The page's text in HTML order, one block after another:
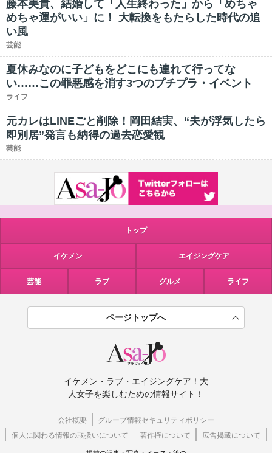
藤本美貴、結婚して「人生終わった」から「めちゃ
めちゃ運がいい」に！ 大転換をもたらした時代の追
い風
芸能
夏休みなのに子どもをどこにも連れて行ってな
い……この罪悪感を消す3つのプチプラ・イベント
ライフ
元カレはLINEごと削除！岡田結実、“夫が浮気したら
即別居”発言も納得の過去恋愛観
芸能
トップ
イケメン エイジングケア
芸能 ラブ グルメ ライフ
ページトップへ
イケメン・ラブ・エイジングケア！大
人女子を楽しむための情報サイト！
会社概要
グループ情報セキュリティポリシー
個人に関わる情報の取扱いについて
著作権について 広告掲載について